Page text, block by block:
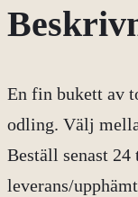
En fin bukett av
odling. Välj
Beställ senast
leverans/